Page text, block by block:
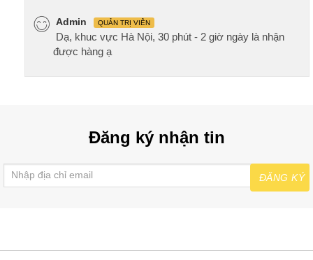
Admin QUẢN TRỊ VIÊN
Dạ, khuc vực Hà Nội, 30 phút - 2 giờ ngày là nhận
được hàng ạ
Đăng ký nhận tin
ĐĂNG KÝ